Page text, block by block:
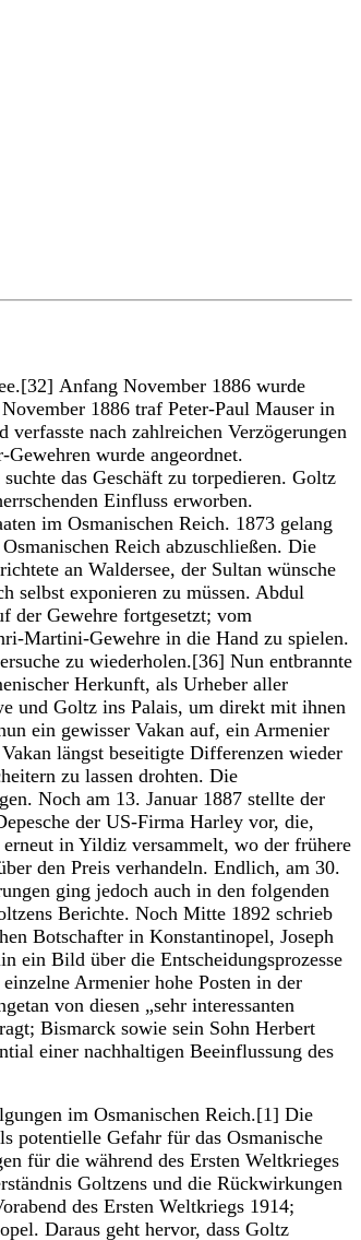
Anfang November 1886 wurde
1886 traf Peter-Paul Mauser in
nach zahlreichen Verzögerungen
wurde angeordnet.
das Geschäft zu torpedieren. Goltz
Einfluss erworben.
im Osmanischen Reich. 1873 gelang
Reich abzuschließen. Die
an Waldersee, der Sultan wünsche
selbst exponieren zu müssen. Abdul
der Gewehre fortgesetzt; vom
Martini-Gewehre in die Hand zu spielen.
zu wiederholen.[36] Nun entbrannte
Herkunft, als Urheber aller
und Goltz ins Palais, um direkt mit ihnen
ein gewisser Vakan auf, ein Armenier
längst beseitigte Differenzen wieder
zu lassen drohten. Die
Noch am 13. Januar 1887 stellte der
der US-Firma Harley vor, die,
in Yildiz versammelt, wo der frühere
den Preis verhandeln. Endlich, am 30.
ging jedoch auch in den folgenden
Berichte. Noch Mitte 1892 schrieb
Botschafter in Konstantinopel, Joseph
ein Bild über die Entscheidungsprozesse
Armenier hohe Posten in der
von diesen „sehr interessanten
Bismarck sowie sein Sohn Herbert
einer nachhaltigen Beeinflussung des
im Osmanischen Reich.[1] Die
potentielle Gefahr für das Osmanische
für die während des Ersten Weltkrieges
Goltzens und die Rückwirkungen
des Ersten Weltkriegs 1914;
Daraus geht hervor, dass Goltz